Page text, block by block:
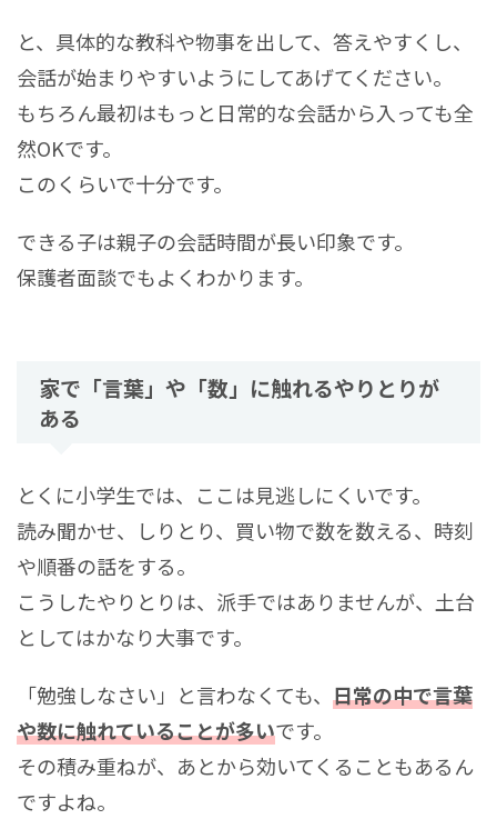
と、具体的な教科や物事を出して、答えやすくし、
会話が始まりやすいようにしてあげてください。
もちろん最初はもっと日常的な会話から入っても全
然OKです。
このくらいで十分です。
できる子は親子の会話時間が長い印象です。
保護者面談でもよくわかります。
家で「言葉」や「数」に触れるやりとりが
ある
とくに小学生では、ここは見逃しにくいです。
読み聞かせ、しりとり、買い物で数を数える、時刻
や順番の話をする。
こうしたやりとりは、派手ではありませんが、土台
としてはかなり大事です。
「勉強しなさい」と言わなくても、 日常の中で言葉
や数に触れていることが多いです。
その積み重ねが、あとから効いてくることもあるん
ですよね。